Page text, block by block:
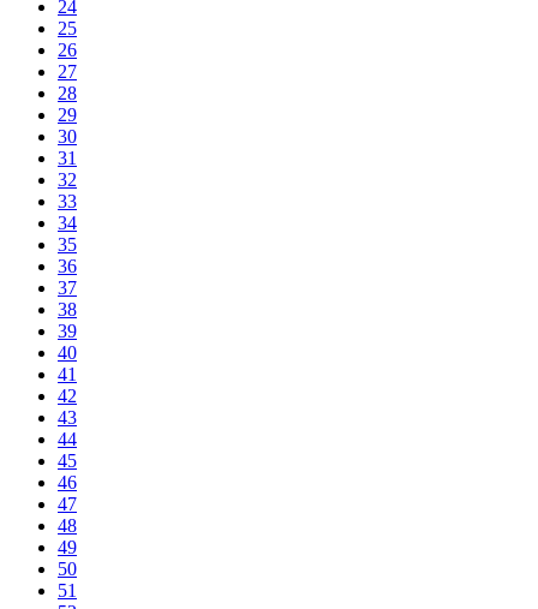
24
25
26
27
28
29
30
31
32
33
34
35
36
37
38
39
40
41
42
43
44
45
46
47
48
49
50
51